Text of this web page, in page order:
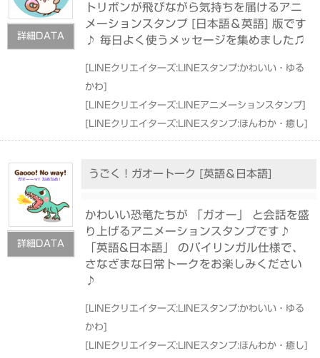
詳細DATA
トリボンが飛びながら気持ちを届けるアニ
メーションスタンプ [日本語＆英語] 版です
♪ 毎日よく使うメッセージを集めました♫
[ LINEクリエイターズ:LINEスタンプ:かわいい・ゆる
かわ]
[ LINEクリエイターズ:LINEアニメーションスタンプ]
[ LINEクリエイターズ:LINEスタンプ:ほんわか・癒し]
詳細DATA
うごく！ガオートーク [英語＆日本語]
かわいい恐竜たちが 「ガオー」 と会話を盛
り上げるアニメーションスタンプです♪
「英語&日本語」 のバイリンガル仕様で、
さなざまな日常トークをお楽しみください
♪
[ LINEクリエイターズ:LINEスタンプ:かわいい・ゆる
かわ]
[ LINEクリエイターズ:LINEスタンプ:ほんわか・癒し]